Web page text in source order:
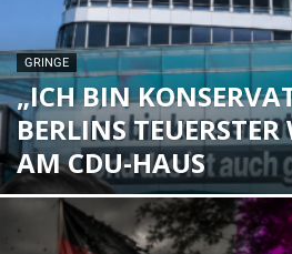
GRINGE
„ICH BIN
BERLINS
AM CDU-HAUS